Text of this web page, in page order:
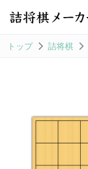
トップ 詰将棋